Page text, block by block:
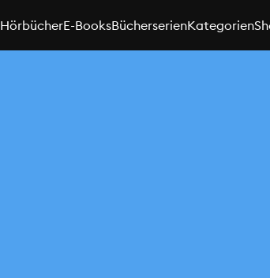
HörbücherE-BooksBücherserienKategorien